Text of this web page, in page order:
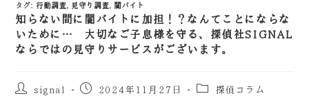
タグ: 行動調査, 見守り調査, 闇バイト
知らない間に闇バイトに加担！？なんてことにならな
いために… 大切なご子息様を守る、探偵社SIGNAL
ならではの見守りサービスがございます。
signal 2024年11月27日 探偵コラム